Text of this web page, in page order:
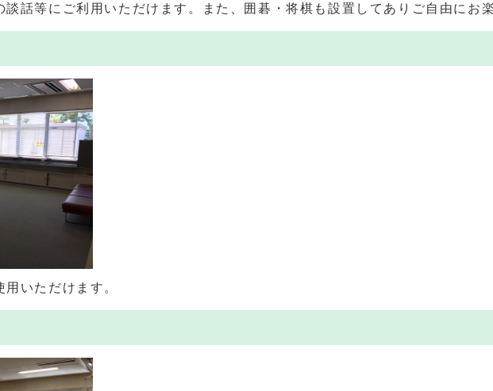
話等にご利用いただけます。また、囲碁・将棋も設置してありご自由にお
いただけます。